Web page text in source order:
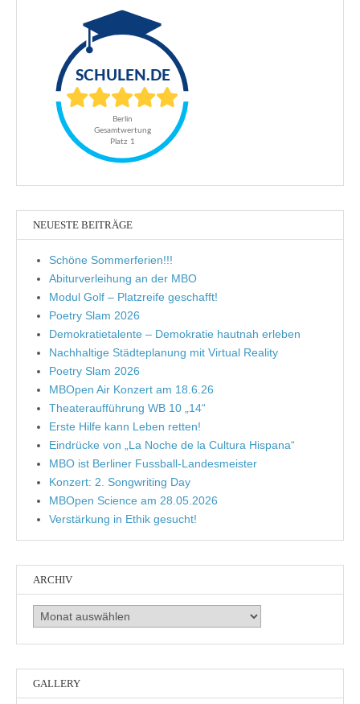
NEUESTE BEITRÄGE
Schöne Sommerferien!!!
Abiturverleihung an der MBO
Modul Golf – Platzreife geschafft!
Poetry Slam 2026
Demokratietalente – Demokratie hautnah erleben
Nachhaltige Städteplanung mit Virtual Reality
Poetry Slam 2026
MBOpen Air Konzert am 18.6.26
Theateraufführung WB 10 „14“
Erste Hilfe kann Leben retten!
Eindrücke von „La Noche de la Cultura Hispana“
MBO ist Berliner Fussball-Landesmeister
Konzert: 2. Songwriting Day
MBOpen Science am 28.05.2026
Verstärkung in Ethik gesucht!
ARCHIV
Archiv
GALLERY